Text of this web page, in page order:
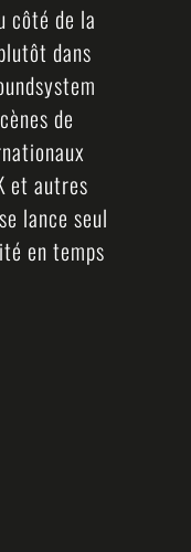
côté de la
dans
de
et autres
lance seul
en temps